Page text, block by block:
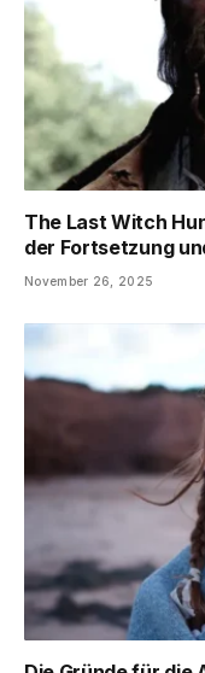
The Last Witch
der Fortsetzung
November 26, 2025